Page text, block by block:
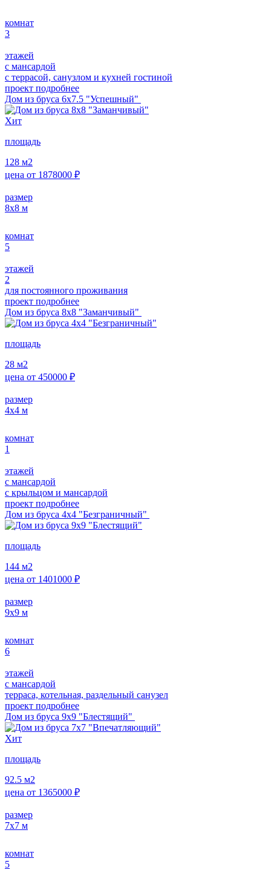
комнат
3
этажей
с мансардой
с террасой, санузлом и кухней гостиной
проект подробнее
Дом из бруса 6х7.5 "Успешный"
Хит
площадь
128 м2
цена от 1878000 ₽
размер
8х8 м
комнат
5
этажей
2
для постоянного проживания
проект подробнее
Дом из бруса 8х8 "Заманчивый"
площадь
28 м2
цена от 450000 ₽
размер
4х4 м
комнат
1
этажей
с мансардой
с крыльцом и мансардой
проект подробнее
Дом из бруса 4х4 "Безграничный"
площадь
144 м2
цена от 1401000 ₽
размер
9х9 м
комнат
6
этажей
с мансардой
терраса, котельная, раздельный санузел
проект подробнее
Дом из бруса 9х9 "Блестящий"
Хит
площадь
92.5 м2
цена от 1365000 ₽
размер
7х7 м
комнат
5